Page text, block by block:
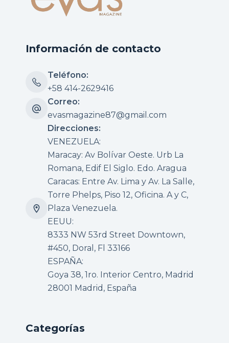
Información de contacto
Teléfono:
+58 414-2629416
Correo:
evasmagazine87@gmail.com
Direcciones:
VENEZUELA:
Maracay: Av Bolívar Oeste. Urb La
Romana, Edif El Siglo. Edo. Aragua
Caracas: Entre Av. Lima y Av. La Salle,
Torre Phelps, Piso 12, Oficina. A y C,
Plaza Venezuela.
EEUU:
8333 NW 53rd Street Downtown,
#450, Doral, Fl 33166
ESPAÑA:
Goya 38, 1ro. Interior Centro, Madrid
28001 Madrid, España
Categorías